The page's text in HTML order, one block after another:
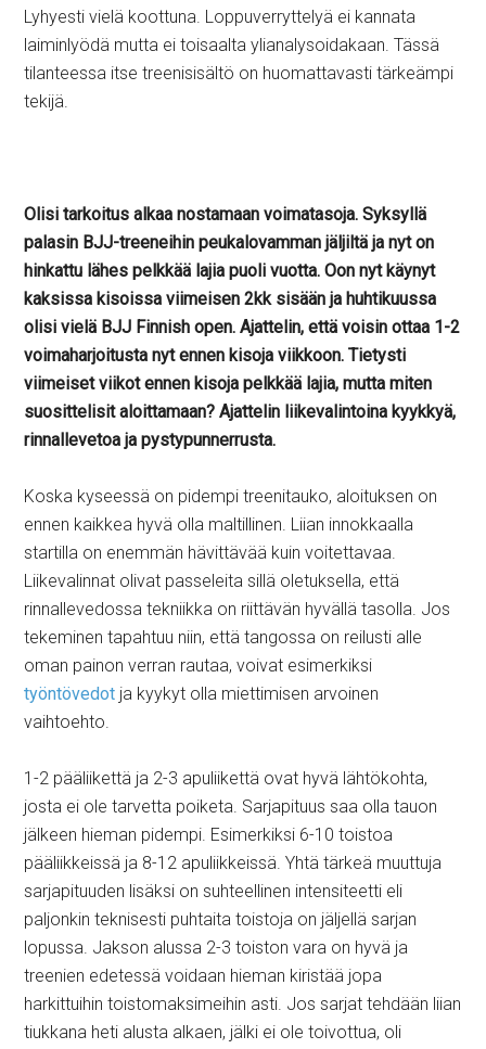
Lyhyesti vielä koottuna. Loppuverryttelyä ei kannata
laiminlyödä mutta ei toisaalta ylianalysoidakaan. Tässä
tilanteessa itse treenisisältö on huomattavasti tärkeämpi
tekijä.
Olisi tarkoitus alkaa nostamaan voimatasoja. Syksyllä
palasin BJJ-treeneihin peukalovamman jäljiltä ja nyt on
hinkattu lähes pelkkää lajia puoli vuotta. Oon nyt käynyt
kaksissa kisoissa viimeisen 2kk sisään ja huhtikuussa
olisi vielä BJJ Finnish open. Ajattelin, että voisin ottaa 1-2
voimaharjoitusta nyt ennen kisoja viikkoon. Tietysti
viimeiset viikot ennen kisoja pelkkää lajia, mutta miten
suosittelisit aloittamaan? Ajattelin liikevalintoina kyykkyä,
rinnallevetoa ja pystypunnerrusta.
Koska kyseessä on pidempi treenitauko, aloituksen on
ennen kaikkea hyvä olla maltillinen. Liian innokkaalla
startilla on enemmän hävittävää kuin voitettavaa.
Liikevalinnat olivat passeleita sillä oletuksella, että
rinnallevedossa tekniikka on riittävän hyvällä tasolla. Jos
tekeminen tapahtuu niin, että tangossa on reilusti alle
oman painon verran rautaa, voivat esimerkiksi
työntövedot ja kyykyt olla miettimisen arvoinen
vaihtoehto.
1-2 pääliikettä ja 2-3 apuliikettä ovat hyvä lähtökohta,
josta ei ole tarvetta poiketa. Sarjapituus saa olla tauon
jälkeen hieman pidempi. Esimerkiksi 6-10 toistoa
pääliikkeissä ja 8-12 apuliikkeissä. Yhtä tärkeä muuttuja
sarjapituuden lisäksi on suhteellinen intensiteetti eli
paljonkin teknisesti puhtaita toistoja on jäljellä sarjan
lopussa. Jakson alussa 2-3 toiston vara on hyvä ja
treenien edetessä voidaan hieman kiristää jopa
harkittuihin toistomaksimeihin asti. Jos sarjat tehdään liian
tiukkana heti alusta alkaen, jälki ei ole toivottua, oli